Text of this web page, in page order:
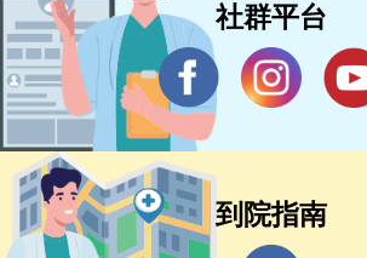
社群平台
到院指南